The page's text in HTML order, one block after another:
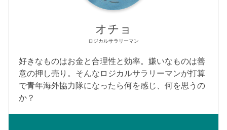
オチョ
ロジカルサラリーマン
好きなものはお金と合理性と効率。嫌いなものは善
意の押し売り。そんなロジカルサラリーマンが打算
で青年海外協力隊になったら何を感じ、何を思うの
か？